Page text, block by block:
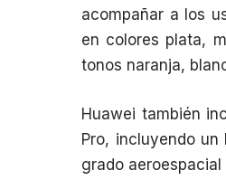
acompañar a los
en colores plata,
tonos naranja,
Huawei también
Pro, incluyendo
grado